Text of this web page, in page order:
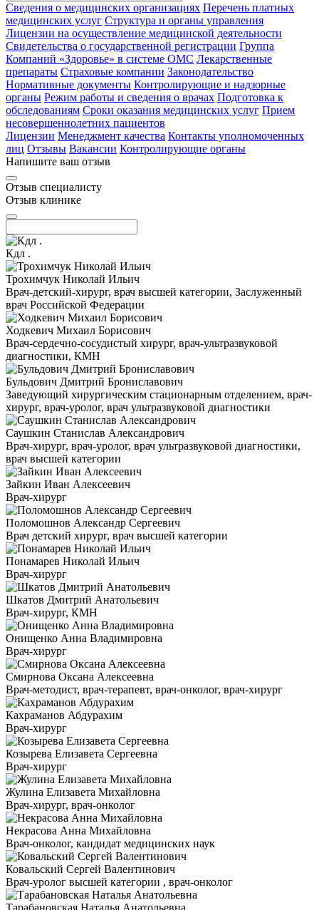
Сведения о медицинских организациях Перечень платных
медицинских услуг Структура и органы управления
Лицензии на осуществление медицинской деятельности
Свидетельства о государственной регистрации Группа
Компаний «Здоровье» в системе ОМС Лекарственные
препараты Страховые компании Законодательство
Нормативные документы Контролирующие и надзорные
органы Режим работы и сведения о врачах Подготовка к
обследованиям Сроки оказания медицинских услуг Прием
несовершеннолетних пациентов
Лицензии Менеджмент качества Контакты уполномоченных
лиц Отзывы Вакансии Контролирующие органы
Напишите ваш отзыв
Отзыв специалисту
Отзыв клинике
Кдл .
Трохимчук Николай Ильич
Врач-детский-хирург, врач высшей категории, Заслуженный
врач Российской Федерации
Ходкевич Михаил Борисович
Врач-сердечно-сосудистый хирург, врач-ультразвуковой
диагностики, КМН
Бульдович Дмитрий Брониславович
Заведующий хирургическим стационарным отделением, врач-
хирург, врач-уролог, врач ультразвуковой диагностики
Саушкин Станислав Александрович
Врач-хирург, врач-уролог, врач ультразвуковой диагностики,
врач высшей категории
Зайкин Иван Алексеевич
Врач-хирург
Поломошнов Александр Сергеевич
Врач детский хирург, врач высшей категории
Понамарев Николай Ильич
Врач-хирург
Шкатов Дмитрий Анатольевич
Врач-хирург, КМН
Онищенко Анна Владимировна
Врач-хирург
Смирнова Оксана Алексеевна
Врач-методист, врач-терапевт, врач-онколог, врач-хирург
Кахраманов Абдурахим
Врач-хирург
Козырева Елизавета Сергеевна
Врач-хирург
Жулина Елизавета Михайловна
Врач-хирург, врач-онколог
Некрасова Анна Михайловна
Врач-онколог, кандидат медицинских наук
Ковальский Сергей Валентинович
Врач-уролог высшей категории , врач-онколог
Тарабановская Наталья Анатольевна